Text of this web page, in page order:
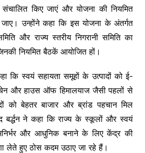
संचालित किए जाएं और योजना की नियमित
जाए। उन्होंने कहा कि इस योजना के अंतर्गत
और राज्य स्तरीय निगरानी समिति का
नियमित बैठकें आयोजित हों।
कि स्वयं सहायता समूहों के उत्पादों को ई-
चेन और हाउस ऑफ हिमालयाज जैसी पहलों से
को बेहतर बाजार और ब्रांड पहचान मिल
ने कहा कि राज्य के स्कूलों और स्वयं
और आधुनिक बनाने के लिए केंद्र की
लेते हुए ठोस कदम उठाए जा रहे हैं।